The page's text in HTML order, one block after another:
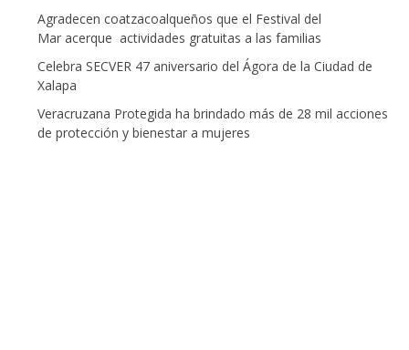
Agradecen coatzacoalqueños que el Festival del
Mar acerque actividades gratuitas a las familias
Celebra SECVER 47 aniversario del Ágora de la Ciudad de
Xalapa
Veracruzana Protegida ha brindado más de 28 mil acciones
de protección y bienestar a mujeres